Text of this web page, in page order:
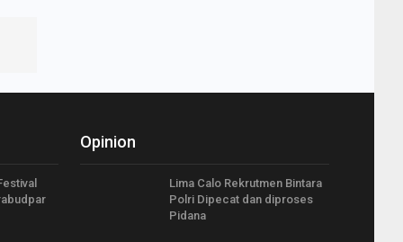
Opinion
Lima Calo Rekrutmen Bintara
Polri Dipecat dan diproses
Pidana